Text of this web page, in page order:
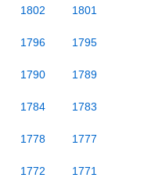
1802 1801
1796 1795
1790 1789
1784 1783
1778 1777
1772 1771